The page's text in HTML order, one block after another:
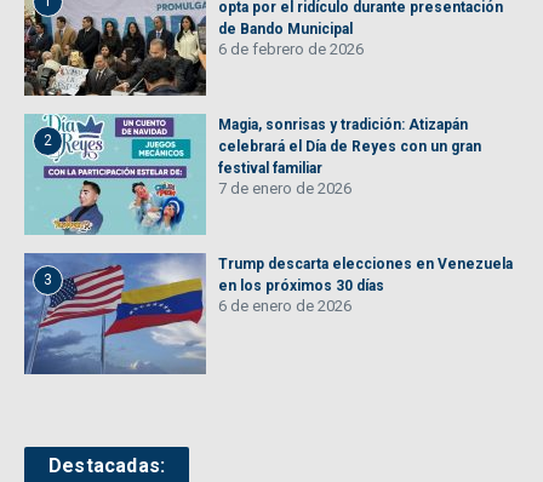
opta por el ridículo durante presentación
de Bando Municipal
6 de febrero de 2026
2
Magia, sonrisas y tradición: Atizapán
celebrará el Día de Reyes con un gran
festival familiar
7 de enero de 2026
3
Trump descarta elecciones en Venezuela
en los próximos 30 días
6 de enero de 2026
Destacadas: